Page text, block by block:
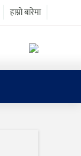
हाम्रो बारेमा